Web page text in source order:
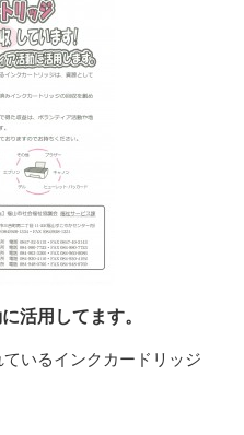
活用してます。
いるインクカードリッジ